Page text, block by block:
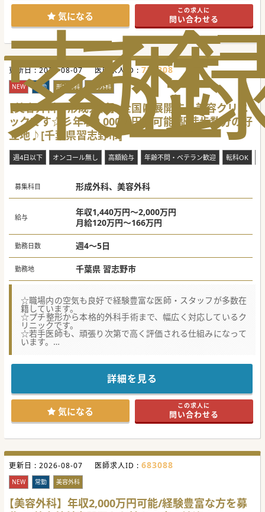
索
る
歴
まずはお気軽にお問い合わせください。
気になる この求人に
問い合わせる
更新日 :2026-08-07 医師求人ID : 722208
NEW 常勤 形成外科 美容外科
【美容外科・形成外科】全国に展開する美容クリニ
ックです☆彡年収2,000万円も可能/駅徒歩数分の好
立地♪[千葉県習志野市]
週4日以下 オンコール無し 高額給与 年齢不問・ベテラン歓迎 転科OK
募集科目 形成外科、美容外科
給与
年収1,440万円～2,000万円
月給120万円～166万円
勤務日数 週4～5日
勤務地 千葉県 習志野市
☆職場内の空気も良好で経験豊富な医師・スタッフが多数在
籍しています。
☆プチ整形から本格的外科手術まで、幅広く対応しているク
リニックです。
☆若手医師も、頑張り次第で高く評価される仕組みになって
います。
全国展開される医療機関からの募集です。
経験者歓迎です！患者様の要望をヒアリング、理解し、
最良の治療を提供する、顧客満足度を高められる医師におす
すめです！
津田沼駅近くの複合商業施設内にあり、勤務後のお買い物に
も便利です♪
少しでもご興味がございましたら、お気軽にお問合せくださ
い！
#春入職可 #秋入職可
詳細を見る
気になる この求人に
問い合わせる
更新日 : 2026-08-07 医師求人ID : 683088
NEW 常勤 美容外科
【美容外科】年収2,000万円可能/経験豊富な方を募